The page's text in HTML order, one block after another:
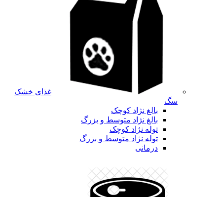
غذای خشک
سگ
بالغ نژاد کوچک
بالغ نژاد متوسط و بزرگ
توله نژاد کوچک
توله نژاد متوسط و بزرگ
درمانی